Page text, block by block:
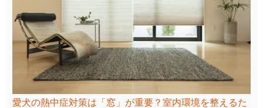
愛犬の熱中症対策は「窓」が重要？室内環境を整えるた